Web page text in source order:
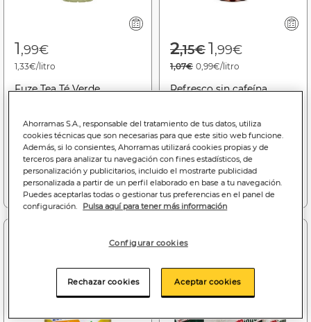
1,99€
1,33€/litro
Fuze Tea Té Verde
Comprando 2, la unidad te
sale a1.49€
(23/07/26 - 16/08/26)
Añadir a la cesta
Price reduced
2,15€to
1,99€
1,07€ 0,99€/litro
Refresco sin cafeína
Bajada de precio a 1.99€
(28/05/26 - 31/08/26)
Añadir a la cesta
-38%
Ahorramas S.A., responsable del tratamiento de tus datos, utiliza
cookies técnicas que son necesarias para que este sitio web funcione.
Además, si lo consientes, Ahorramas utilizará cookies propias y de
terceros para analizar tu navegación con fines estadísticos, de
personalización y publicitarios, incluido el mostrarte publicidad
personalizada a partir de un perfil elaborado en base a tu navegación.
Puedes aceptarlas todas o gestionar tus preferencias en el panel de
configuración.
Pulsa aquí para tener más información
Configurar cookies
Rechazar cookies Aceptar cookies